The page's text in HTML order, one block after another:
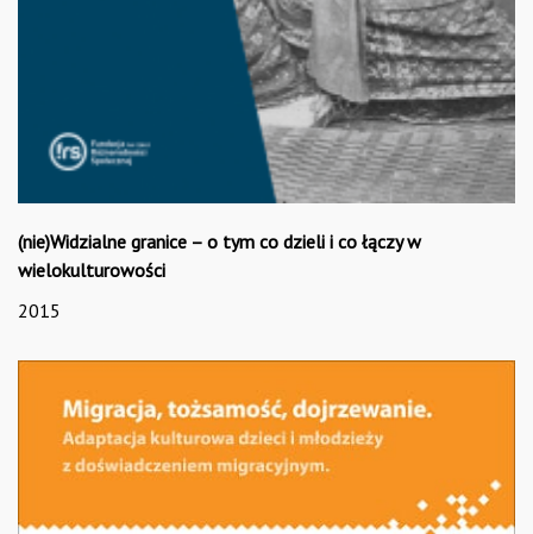
(nie)Widzialne granice – o tym co dzieli i co łączy w
wielokulturowości
2015